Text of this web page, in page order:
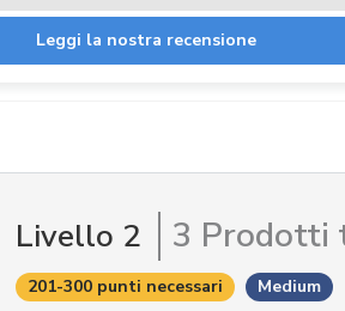
Leggi la nostra recensione
Livello 2 3 Prodotti
201-300 punti necessari Medium